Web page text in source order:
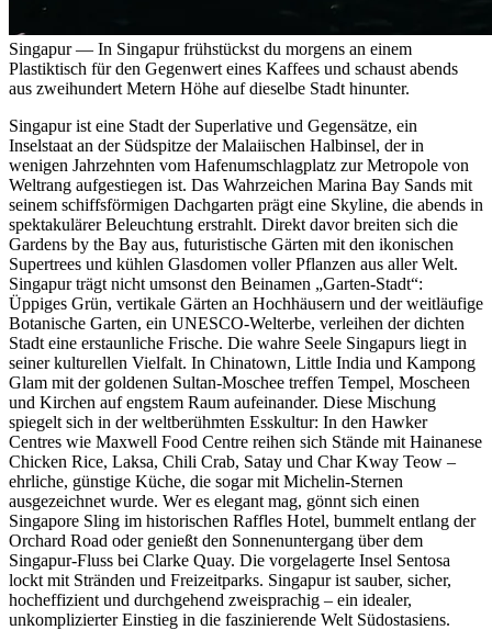
Singapur— In Singapur frühstückst du morgens an einem
Plastiktisch für den Gegenwert eines Kaffees und schaust abends
aus zweihundert Metern Höhe auf dieselbe Stadt hinunter.
Singapur ist eine Stadt der Superlative und Gegensätze, ein
Inselstaat an der Südspitze der Malaiischen Halbinsel, der in
wenigen Jahrzehnten vom Hafenumschlagplatz zur Metropole von
Weltrang aufgestiegen ist. Das Wahrzeichen Marina Bay Sands mit
seinem schiffsförmigen Dachgarten prägt eine Skyline, die abends in
spektakulärer Beleuchtung erstrahlt. Direkt davor breiten sich die
Gardens by the Bay aus, futuristische Gärten mit den ikonischen
Supertrees und kühlen Glasdomen voller Pflanzen aus aller Welt.
Singapur trägt nicht umsonst den Beinamen „Garten-Stadt“:
Üppiges Grün, vertikale Gärten an Hochhäusern und der weitläufige
Botanische Garten, ein UNESCO-Welterbe, verleihen der dichten
Stadt eine erstaunliche Frische. Die wahre Seele Singapurs liegt in
seiner kulturellen Vielfalt. In Chinatown, Little India und Kampong
Glam mit der goldenen Sultan-Moschee treffen Tempel, Moscheen
und Kirchen auf engstem Raum aufeinander. Diese Mischung
spiegelt sich in der weltberühmten Esskultur: In den Hawker
Centres wie Maxwell Food Centre reihen sich Stände mit Hainanese
Chicken Rice, Laksa, Chili Crab, Satay und Char Kway Teow –
ehrliche, günstige Küche, die sogar mit Michelin-Sternen
ausgezeichnet wurde. Wer es elegant mag, gönnt sich einen
Singapore Sling im historischen Raffles Hotel, bummelt entlang der
Orchard Road oder genießt den Sonnenuntergang über dem
Singapur-Fluss bei Clarke Quay. Die vorgelagerte Insel Sentosa
lockt mit Stränden und Freizeitparks. Singapur ist sauber, sicher,
hocheffizient und durchgehend zweisprachig – ein idealer,
unkomplizierter Einstieg in die faszinierende Welt Südostasiens.